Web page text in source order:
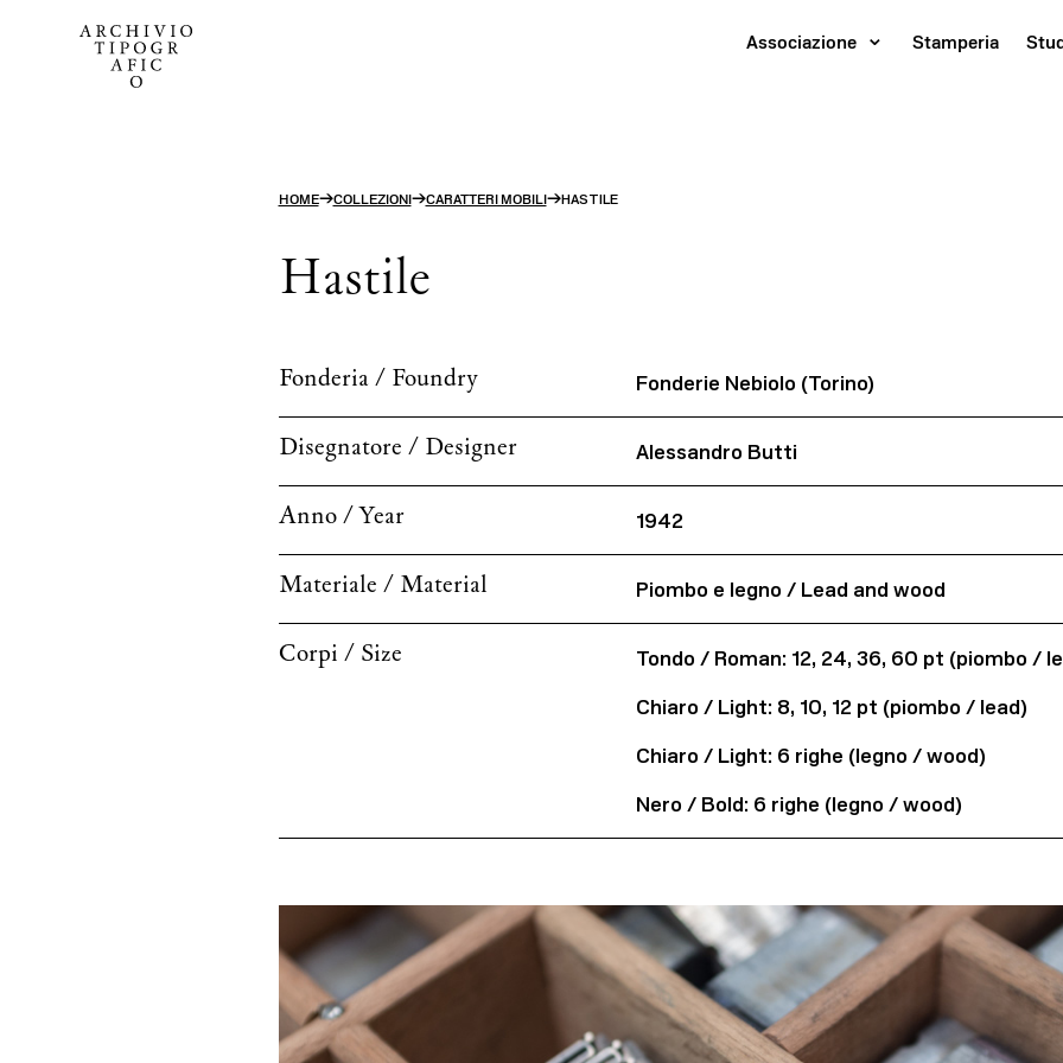
Associazione Stamperia
HOME→COLLEZIONI→CARATTERI MOBILI→HASTILE
Hastile
Fonderia / Foundry Fonderie Nebiolo (Torino)
Disegnatore / Designer Alessandro Butti
Anno / Year 1942
Materiale / Material Piombo e legno / Lead and wood
Corpi / Size
Tondo / Roman: 12, 24, 36, 60 pt (piombo /
Chiaro / Light: 8, 10, 12 pt (piombo / lead)
Chiaro / Light: 6 righe (legno / wood)
Nero / Bold: 6 righe (legno / wood)